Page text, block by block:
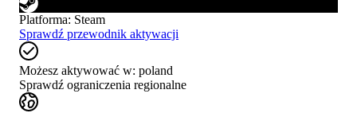
Platforma: Steam
Sprawdź przewodnik aktywacji
Możesz aktywować w: poland
Sprawdź ograniczenia regionalne